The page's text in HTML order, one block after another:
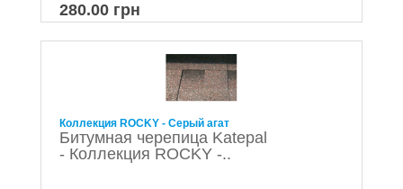
280.00 грн
Коллекция ROCKY - Серый агат
Битумная черепица Katepal
- Коллекция ROCKY -..